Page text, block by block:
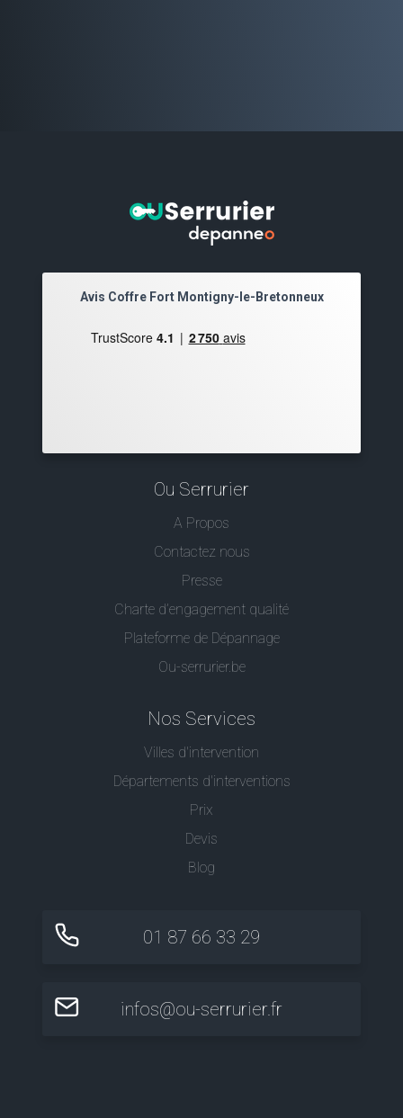
Avis Coffre Fort Montigny-le-Bretonneux
Ou Serrurier
A Propos
Contactez nous
Presse
Charte d’engagement qualité
Plateforme de Dépannage
Ou-serrurier.be
Nos Services
Villes d'intervention
Départements d'interventions
Prix
Devis
Blog
01 87 66 33 29
infos@ou-serrurier.fr